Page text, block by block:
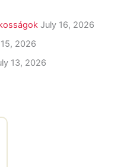
July 16, 2026
2026
13, 2026